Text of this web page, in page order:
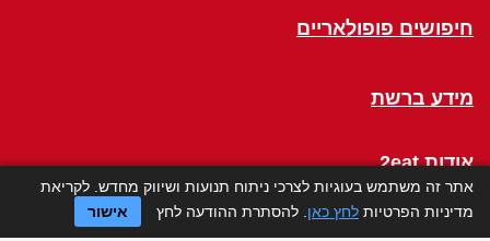
חיפושים פופולאריים
מידע ברשת
אודות 2eat
Click a Table
אתר זה משתמש בעוגיות לצרכי ניתוח תנועות ושיווק מחדש. לקריאת
מדיניות הפרטיות לחץ כאן . להסתרת ההודעה לחץ אישור